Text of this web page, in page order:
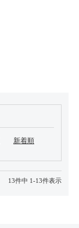
新着順
13件中 1-13件表示